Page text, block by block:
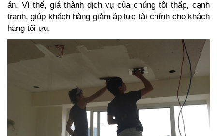
án. Vì thế, giá thành dịch vụ của chúng tôi thấp, cạnh
tranh, giúp khách hàng giảm áp lực tài chính cho khách
hàng tối ưu.